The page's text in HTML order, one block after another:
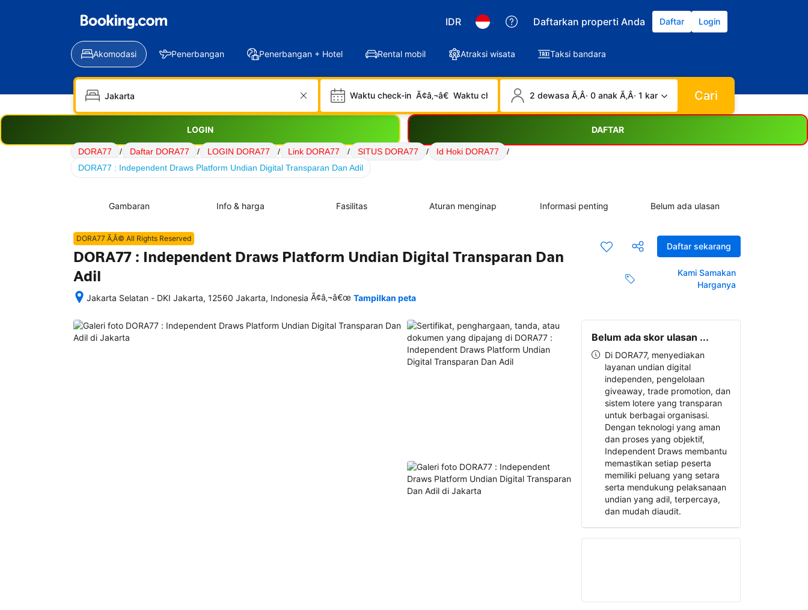
IDR Daftarkan properti Anda Daftar Login
Akomodasi Penerbangan Penerbangan + Hotel Rental mobil Atraksi wisata Taksi bandara
Waktu check-in Ã¢â‚¬â€ Waktu check-out 2 dewasa Ã‚Â· 0 anak Ã‚Â· 1 kamar Cari
LOGIN DAFTAR
DORA77 / Daftar DORA77 / LOGIN DORA77 / Link DORA77 / SITUS DORA77 / Id Hoki DORA77
/
DORA77 : Independent Draws Platform Undian Digital Transparan Dan Adil
Gambaran Info & harga Fasilitas Aturan menginap Informasi penting Belum ada ulasan
Daftar sekarang
Kami Samakan
Harganya
DORA77 Ã‚Â© All Rights Reserved
DORA77 : Independent Draws Platform Undian Digital Transparan Dan
Adil
Jakarta Selatan - DKI Jakarta, 12560 Jakarta, Indonesia
memesan,
semua
Ã¢â‚¬â€œ Tampilkan peta
Belum ada skor ulasan ...
Di DORA77, menyediakan
layanan undian digital
independen, pengelolaan
giveaway, trade promotion, dan
sistem lotere yang transparan
untuk berbagai organisasi.
Dengan teknologi yang aman
dan proses yang objektif,
Independent Draws membantu
memastikan setiap peserta
memiliki peluang yang setara
serta mendukung pelaksanaan
undian yang adil, terpercaya,
dan mudah diaudit.